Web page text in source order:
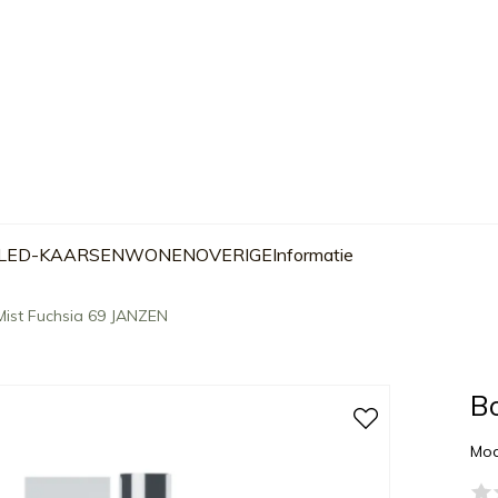
KAARSENWONENOVERIGEInformatie
Fuchsia 69 JANZEN